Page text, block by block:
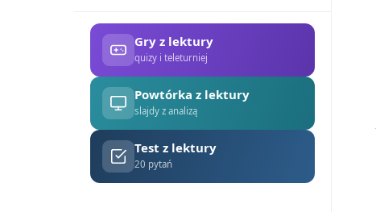
Gry z lektury
quizy i teleturniej
Powtórka z lektury
slajdy z analizą
Test z lektury
20 pytań